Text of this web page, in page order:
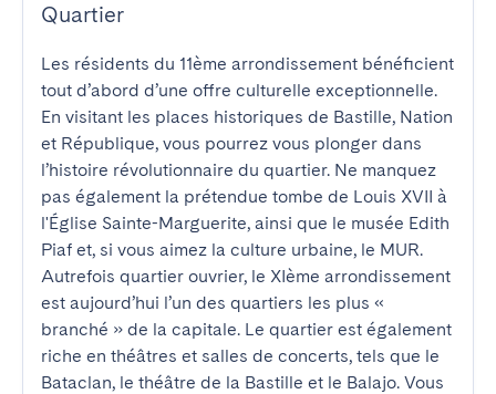
Quartier
Les résidents du 11ème arrondissement bénéficient
tout d’abord d’une offre culturelle exceptionnelle.
En visitant les places historiques de Bastille, Nation
et République, vous pourrez vous plonger dans
l’histoire révolutionnaire du quartier. Ne manquez
pas également la prétendue tombe de Louis XVII à
l'Église Sainte-Marguerite, ainsi que le musée Edith
Piaf et, si vous aimez la culture urbaine, le MUR.
Autrefois quartier ouvrier, le XIème arrondissement
est aujourd’hui l’un des quartiers les plus «
branché » de la capitale. Le quartier est également
riche en théâtres et salles de concerts, tels que le
Bataclan, le théâtre de la Bastille et le Balajo. Vous